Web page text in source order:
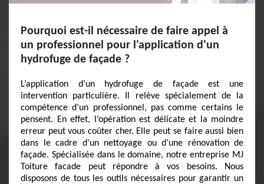
Pourquoi est-il nécessaire de faire appel à
un professionnel pour l'application d'un
hydrofuge de façade ?
L’application d’un hydrofuge de façade est une
intervention particulière. Il relève spécialement de la
compétence d’un professionnel, pas comme certains le
pensent. En effet, l’opération est délicate et la moindre
erreur peut vous coûter cher. Elle peut se faire aussi bien
dans le cadre d’un nettoyage ou d’une rénovation de
façade. Spécialisée dans le domaine, notre entreprise MJ
Toiture facade peut répondre à vos besoins. Nous
disposons de tous les outils nécessaires pour garantir un